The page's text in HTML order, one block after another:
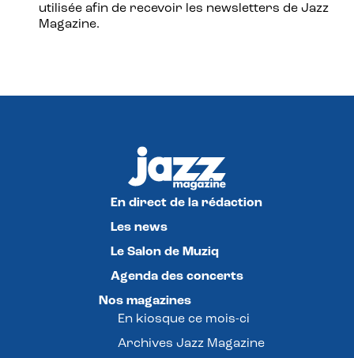
utilisée afin de recevoir les newsletters de Jazz
Magazine.
En direct de la rédaction
Les news
Le Salon de Muziq
Agenda des concerts
Nos magazines
En kiosque ce mois-ci
Archives Jazz Magazine